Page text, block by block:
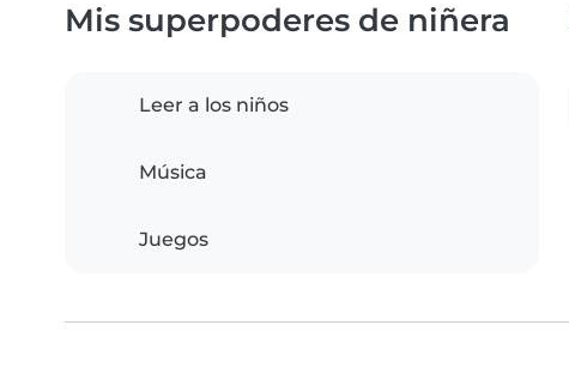
Mis superpoderes de niñera
Leer a los niños
Música
Juegos